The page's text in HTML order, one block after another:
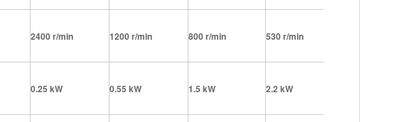
2400 r/min 1200 r/min 800 r/min 530 r/min
0.25 kW 0.55 kW 1.5 kW 2.2 kW